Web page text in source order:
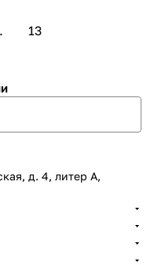
13
д. 4, литер А,